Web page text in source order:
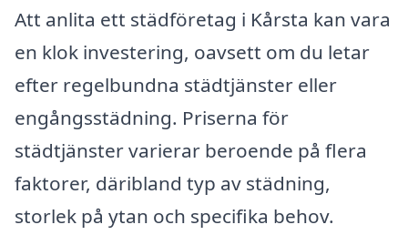
Att anlita ett städföretag i Kårsta kan vara
en klok investering, oavsett om du letar
efter regelbundna städtjänster eller
engångsstädning. Priserna för
städtjänster varierar beroende på flera
faktorer, däribland typ av städning,
storlek på ytan och specifika behov.